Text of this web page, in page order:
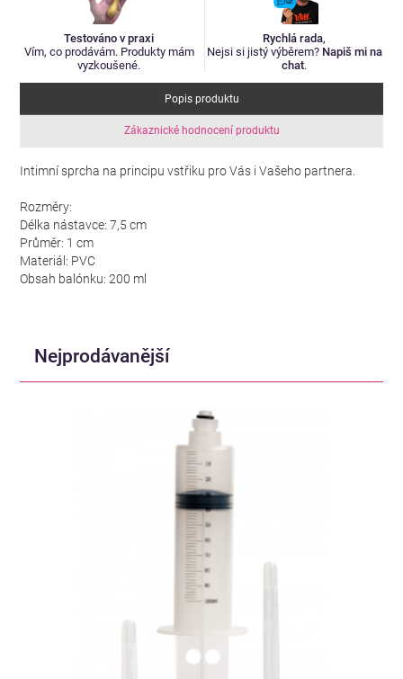
Testováno v praxi
Vím, co prodávám. Produkty mám
vyzkoušené.
Rychlá rada,
Nejsi si jistý výběrem? Napiš mi na
chat.
Popis produktu
Zákaznické hodnocení produktu
Intimní sprcha na principu vstřiku pro Vás i Vašeho partnera.
Rozměry:
Délka nástavce: 7,5 cm
Průměr: 1 cm
Materiál: PVC
Obsah balónku: 200 ml
Nejprodávanější